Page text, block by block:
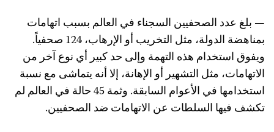
— بلغ عدد الصحفيين السجناء في العالم بسبب اتهامات
بمناهضة الدولة، مثل التخريب أو الإرهاب، 124 صحفياً.
ويفوق استخدام هذه التهمة وإلى حد كبير أي نوع آخر من
الاتهامات، مثل التشهير أو الإهانة، إلا أنه يتماشى مع نسبة
استخدامها في الأعوام السابقة. وثمة 45 حالة في العالم لم
تكشف فيها السلطات عن الاتهامات ضد الصحفيين.